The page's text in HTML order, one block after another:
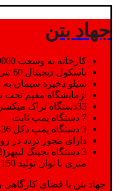
جهاد بتن
کارخانه به وسعت 20000 متر مربع
باسکول دیجیتال 60 تنی استاندارد
سیلو ذخیره سیمان به مقدار
ازمایشگاه مقیم تحت
33دستگاه تراک میکسر
7 دستگاه پمپ ثابت
3 دستگاه پمپ دکل 36-42-52 متری
دارای مجوز تردد در
متری با توان تولید 150 متر مکعب در ساعت)
جهاد بتن با فضای